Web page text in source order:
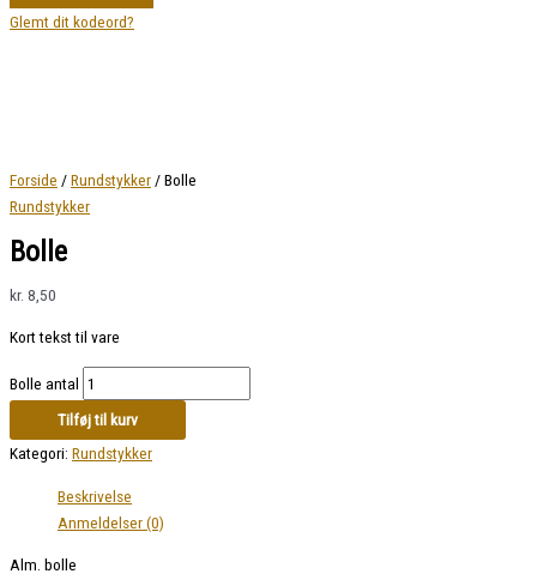
Glemt dit kodeord?
Forside /Rundstykker / Bolle
Rundstykker
Bolle
kr. 8,50
Kort tekst til vare
Bolle antal
Tilføj til kurv
Kategori: Rundstykker
Beskrivelse
Anmeldelser (0)
Alm. bolle